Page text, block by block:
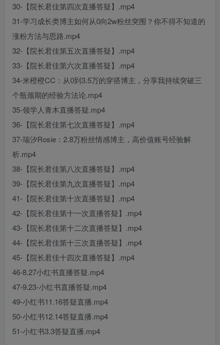
30-【院长君佳第四次直播答疑】.mp4
31-学习成长类博主如何从0向2w粉丝突围？你不得不知道的
涨粉方法与思路.mp4
32-【院长君佳第五次直播答疑】.mp4
33-【院长君佳第六次直播答疑】.mp4
34-米橙橙CC：从0到3.5万的穿搭博主，分享我持续突破三
个瓶颈期的经验方法论.mp4
35-领学人青木直播答疑.mp4
36-【院长君佳第七次直播答疑】.mp4
37-瑞汐Rosie：2.8万粉丝情感博主，高价值账号经验解
析.mp4
38-【院长君佳第八次直播答疑】.mp4
39-【院长君佳第九次直播答疑】.mp4
41-【院长君佳第十次直播答疑】.mp4
42-【院长君佳第十一次直播答疑】.mp4
43-【院长君佳第十二次直播答疑】.mp4
44-【院长君佳第十三次直播答疑】.mp4
45-【院长君佳十四次直播答疑】.mp4
46-8.27小红书直播答疑.mp4
47-9.23-小红书直播答疑.mp4
49-小红书11.16答疑直播.mp4
50-小红书12.14答疑直播.mp4
51-小红书3.3答疑直播.mp4